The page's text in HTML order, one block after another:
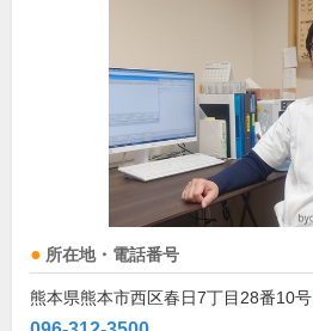
所在地・電話番号
熊本県熊本市西区春日7丁目28番10号